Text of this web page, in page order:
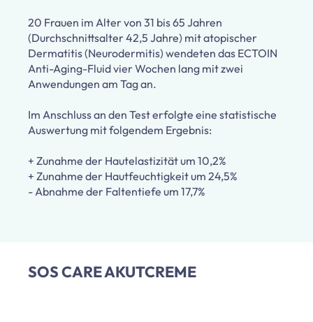
20 Frauen im Alter von 31 bis 65 Jahren
(Durchschnittsalter 42,5 Jahre) mit atopischer
Dermatitis (Neurodermitis) wendeten das ECTOIN
Anti-Aging-Fluid vier Wochen lang mit zwei
Anwendungen am Tag an.
Im Anschluss an den Test erfolgte eine statistische
Auswertung mit folgendem Ergebnis:
+ Zunahme der Hautelastizität um 10,2%
+ Zunahme der Hautfeuchtigkeit um 24,5%
- Abnahme der Faltentiefe um 17,7%
SOS CARE AKUTCREME